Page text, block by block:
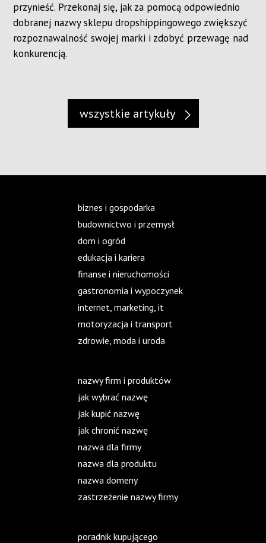
przynieść. Przekonaj się, jak za pomocą odpowiednio
dobranej nazwy sklepu dropshippingowego zwiększyć
rozpoznawalność swojej marki i zdobyć przewagę nad
konkurencją.
wszystkie artykuły
biznes i gospodarka
budownictwo i przemysł
dom i ogród
edukacja i kariera
finanse i nieruchomości
gastronomia i wypoczynek
internet, marketing, it
motoryzacja i transport
zdrowie, moda i uroda
nazwy firm i produktów
jak wybrać nazwę
jak kupić nazwę
jak chronić nazwę
nazwa dla firmy
nazwa dla produktu
nazwa domeny
zastrzeżenie nazwy firmy
poradnik kupującego